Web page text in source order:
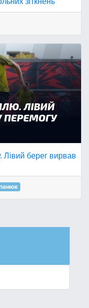
Лівий берег вирвав